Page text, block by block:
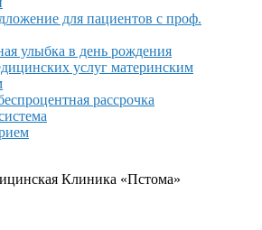
для пациентов с проф.
улыбка в день рождения
услуг материнским
рассрочка
Клиника «Пстома»